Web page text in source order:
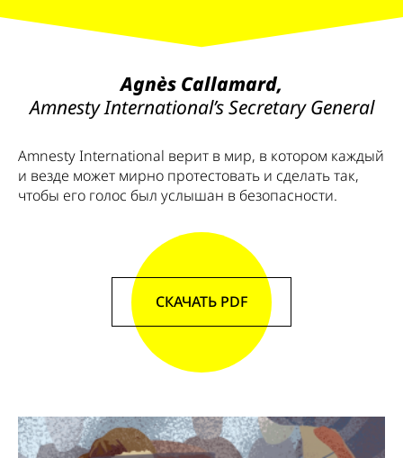
Agnès Callamard,
Amnesty International’s Secretary General
Amnesty International верит в мир, в котором каждый
и везде может мирно протестовать и сделать так,
чтобы его голос был услышан в безопасности.
СКАЧАТЬ PDF